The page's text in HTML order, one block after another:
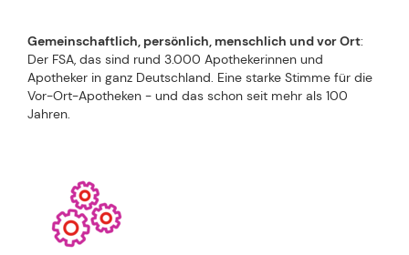
Gemeinschaftlich, persönlich, menschlich und vor Ort:
Der FSA, das sind rund 3.000 Apothekerinnen und
Apotheker in ganz Deutschland. Eine starke Stimme für die
Vor-Ort-Apotheken - und das schon seit mehr als 100
Jahren.